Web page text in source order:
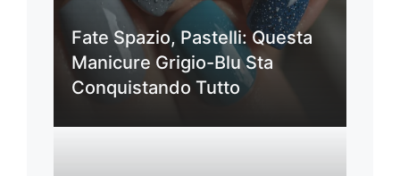
Fate Spazio, Pastelli: Questa
Manicure Grigio-Blu Sta
Conquistando Tutto